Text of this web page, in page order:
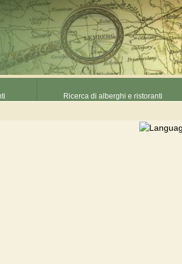
Ricerca di alberghi e ristoranti